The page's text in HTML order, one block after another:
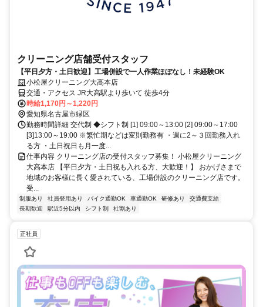
クリーニング店舗受付スタッフ
【平日夕方・土日歓迎】工場併設で一人作業ほぼなし！未経験OK
小松屋クリーニング大高本店
交通・アクセス JR大高駅より歩いて 徒歩4分
時給1,170円～1,220円
愛知県名古屋市緑区
勤務時間詳細 交代制 ◆シフト制 [1] 09:00～13:00 [2] 09:00～17:00
[3]13:00～19:00 ※繁忙期などは変則勤務有 ・週に2～３回勤務入れ
る方 ・土日祝日も月一度...
仕事内容 クリーニング店の受付スタッフ募集！ 小松屋クリーニング
大高本店 【平日夕方・土日祝も入れる方、大歓迎！】 おかげさまで
地域のお客様に長く愛されている、工場併設のクリーニング店です。
受...
制服あり 社員登用あり バイク通勤OK 車通勤OK 研修あり
交通費支給
長期歓迎
駅近5分以内 シフト制 社割あり
正社員